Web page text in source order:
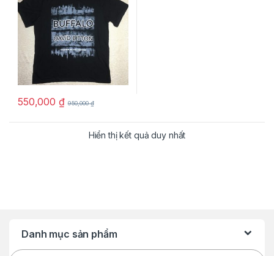
550,000 ₫ 950,000₫
Hiển thị kết quả duy nhất
Danh mục sản phẩm